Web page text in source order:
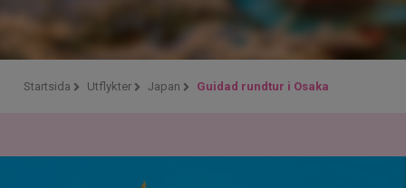
Startsida Utflykter Japan Guidad rundtur i Osaka